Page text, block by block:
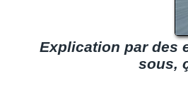
Explication par des
sous,